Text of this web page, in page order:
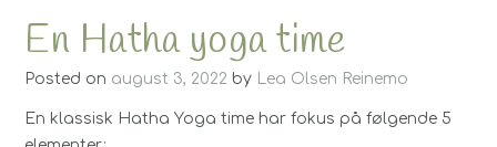
som
gravid”
En Hatha yoga time
Posted on august 3, 2022 by Lea Olsen Reinemo
En klassisk Hatha Yoga time har fokus på følgende 5